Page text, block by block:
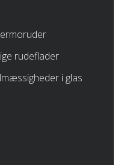
rudeflader
i glas